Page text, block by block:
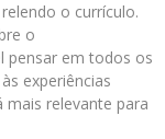
o currículo.
o
pensar em todos os
experiências
mais relevante para